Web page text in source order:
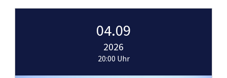
04.09
2026
20:00 Uhr